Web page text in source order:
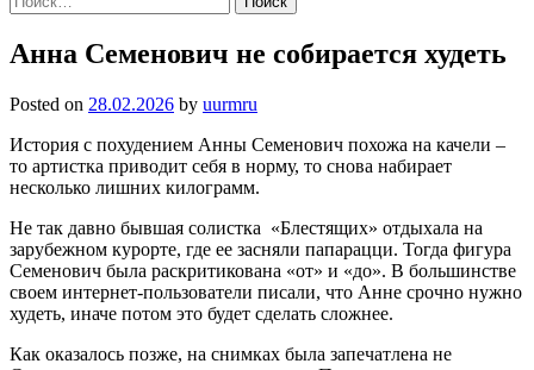
Анна Семенович не собирается худеть
Posted on 28.02.2026 by uurmru
История с похудением Анны Семенович похожа на качели –
то артистка приводит себя в норму, то снова набирает
несколько лишних килограмм.
Не так давно бывшая солистка «Блестящих» отдыхала на
зарубежном курорте, где ее засняли папарацци. Тогда фигура
Семенович была раскритикована «от» и «до». В большинстве
своем интернет-пользователи писали, что Анне срочно нужно
худеть, иначе потом это будет сделать сложнее.
Как оказалось позже, на снимках была запечатлена не